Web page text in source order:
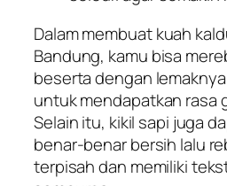
Dalam membuat kuah
Bandung, kamu bisa
beserta dengan
untuk mendapatkan rasa
Selain itu, kikil sapi juga
benar-benar bersih lalu
terpisah dan memiliki